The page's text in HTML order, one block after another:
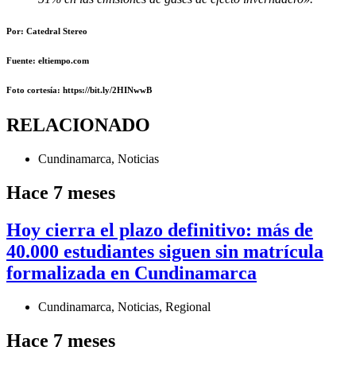
Por: Catedral Stereo
Fuente: eltiempo.com
Foto cortesía: https://bit.ly/2HINwwB
RELACIONADO
Cundinamarca, Noticias
Hace 7 meses
Hoy cierra el plazo definitivo: más de
40.000 estudiantes siguen sin matrícula
formalizada en Cundinamarca
Cundinamarca, Noticias, Regional
Hace 7 meses